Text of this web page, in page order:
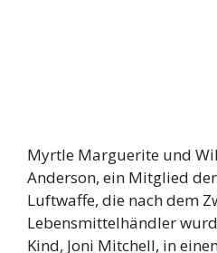
Myrtle Marguerite und
Anderson, ein Mitglied
Luftwaffe, die nach dem
Lebensmittelhändler
Kind, Joni Mitchell, in